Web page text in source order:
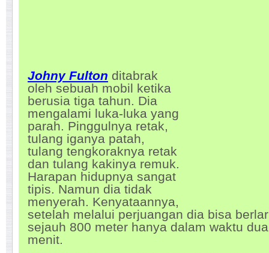
Johny Fulton ditabrak
oleh sebuah mobil ketika
berusia tiga tahun. Dia
mengalami luka-luka yang
parah. Pinggulnya retak,
tulang iganya patah,
tulang tengkoraknya retak
dan tulang kakinya remuk.
Harapan hidupnya sangat
tipis. Namun dia tidak
menyerah. Kenyataannya,
setelah melalui perjuangan dia bisa
sejauh 800 meter hanya dalam waktu dua
menit.